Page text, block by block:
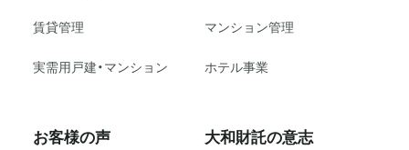
賃貸管理
マンション管理
実需用戸建・マンション
ホテル事業
お客様の声 大和財託の意志